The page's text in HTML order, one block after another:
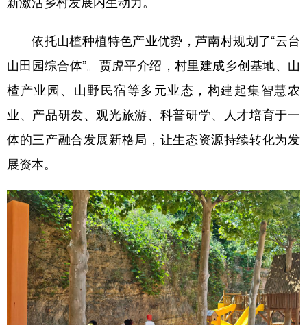
依托山楂种植特色产业优势，芦南村规划了“云台
山田园综合体”。贾虎平介绍，村里建成乡创基地、山
楂产业园、山野民宿等多元业态，构建起集智慧农
业、产品研发、观光旅游、科普研学、人才培育于一
体的三产融合发展新格局，让生态资源持续转化为发
展资本。